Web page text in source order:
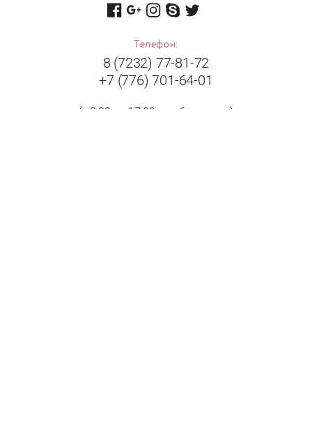
Телефон:
8 (7232) 77-81-72
+7 (776) 701-64-01
(с 8:30 до 17:00 в рабочие дни)